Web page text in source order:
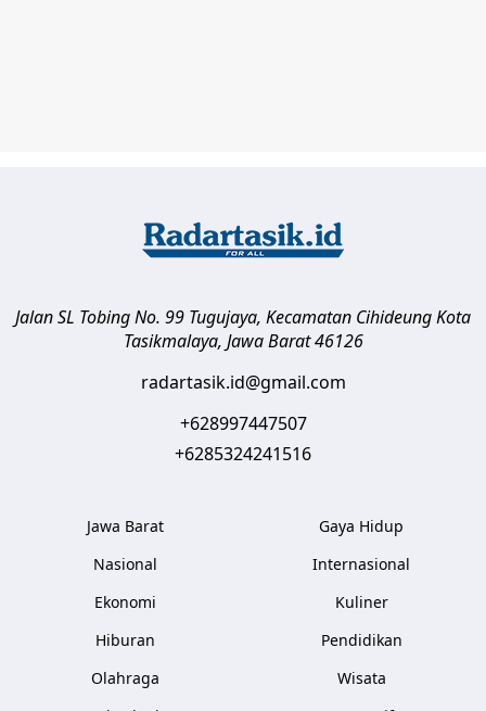
Jalan SL Tobing No. 99 Tugujaya, Kecamatan CihideungKota
Tasikmalaya, Jawa Barat 46126
radartasik.id@gmail.com
+628997447507
+6285324241516
Jawa Barat
Nasional
Ekonomi
Hiburan
Olahraga
Gaya Hidup
Internasional
Kuliner
Pendidikan
Wisata